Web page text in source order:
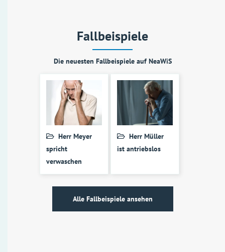
Fallbeispiele
Die neuesten Fallbeispiele auf NeaWiS
Herr Meyer
spricht
verwaschen
Herr Müller
ist antriebslos
Alle Fallbeispiele ansehen